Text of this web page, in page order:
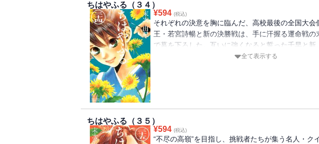
ちはやふる（３４）
¥594 (税込)
それぞれの決意を胸に臨んだ、高校最後の全国大会
王・若宮詩暢と新の決勝戦は、手に汗握る運命戦の
で幕を下ろした。互いに強くなると誓った千早と新
た熱く長い夏が過ぎ、千早たち3年生は次のステッ
全て表示する
ちはやふる（３５）
¥594 (税込)
“不尽の高嶺”を目指し、挑戦者たちが集う名人・ク